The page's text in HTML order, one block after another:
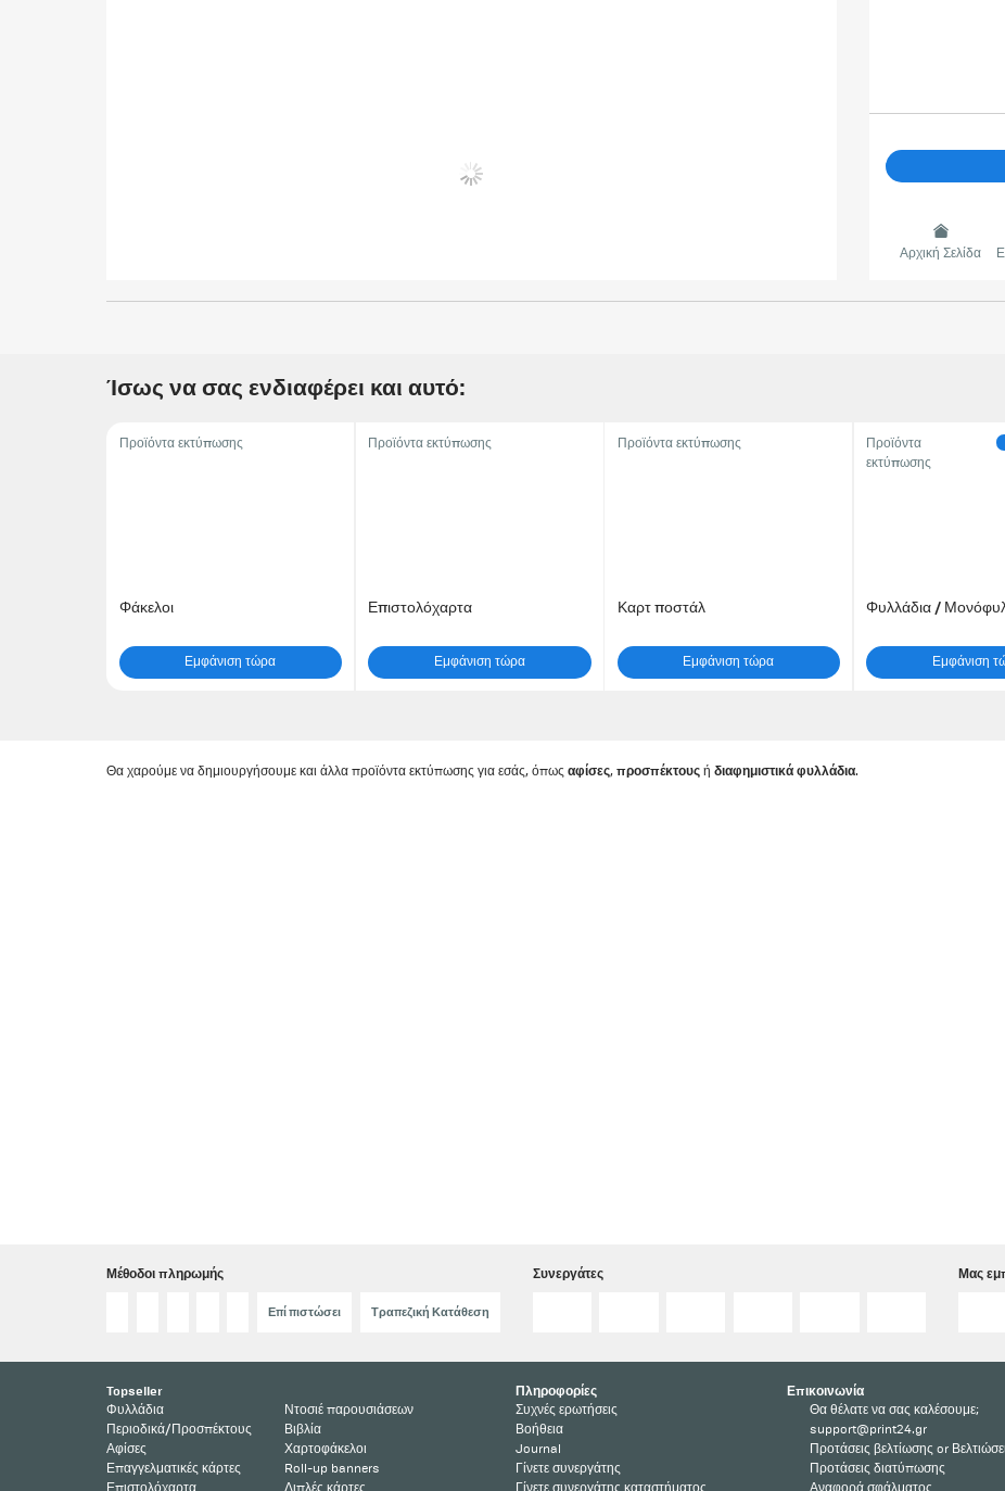
Αρχική Σελίδα
Ίσως να σας ενδιαφέρει και αυτό:
Προϊόντα εκτύπωσης
Φάκελοι
Εμφάνιση τώρα
Προϊόντα εκτύπωσης
Επιστολόχαρτα
Εμφάνιση τώρα
Προϊόντα εκτύπωσης
Καρτ ποστάλ
Εμφάνιση τώρα
Προϊόντα
εκτύπωσης
Εμφάνιση
Θα χαρούμε να δημιουργήσουμε και άλλα προϊόντα εκτύπωσης για εσάς, όπωςαφίσες,προσπέκτους ήδιαφημιστικά φυλλάδια.
Μέθοδοι πληρωμής
Επί πιστώσει Τραπεζική Κατάθεση
Συνεργάτες Μας
Topseller
Φυλλάδια
Περιοδικά/Προσπέκτους
Αφίσες
Επαγγελματικές κάρτες
Ντοσιέ παρουσιάσεων
Βιβλία
Χαρτοφάκελοι
Roll-up banners
Πληροφορίες
Συχνές ερωτήσεις
Βοήθεια
Journal
Γίνετε συνεργάτης
Επικοινωνία
Θα θέλατε να σας καλέσουμε;
support@print24.gr
Προτάσεις βελτίωσης or
Προτάσεις διατύπωσης